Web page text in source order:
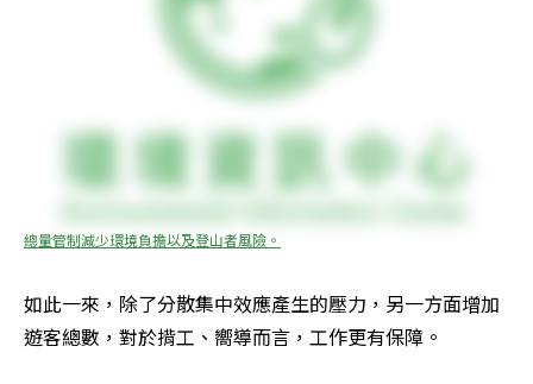
總量管制減少環境負擔以及登山者風險。
如此一來，除了分散集中效應產生的壓力，另一方面增加
遊客總數，對於揹工、嚮導而言，工作更有保障。